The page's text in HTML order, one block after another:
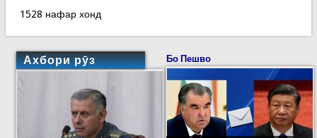
1528 нафар хонд
Ахбори рӯз Бо Пешво